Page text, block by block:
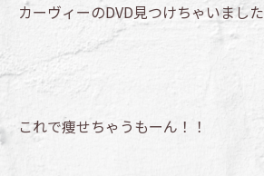
カーヴィーのDVD見つけちゃいました
これで痩せちゃうもーん！！